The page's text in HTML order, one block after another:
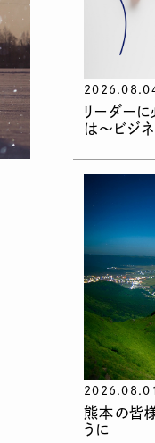
リーダーに
は〜ビジ
2026.08.01
熊本の皆
うに